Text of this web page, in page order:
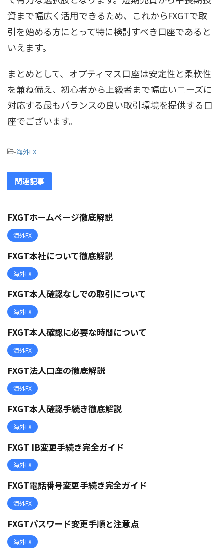
資まで幅広く活用できるため、これからFXGTで取
引を始める方にとって特に検討すべき口座であると
いえます。
まとめとして、オプティマス口座は安定性と柔軟性
を兼ね備え、初心者から上級者まで幅広いニーズに
対応する最もバランスの良い取引環境を提供する口
座でございます。
-海外FX
関連記事
FXGTホームページ徹底解説
海外FX
FXGT本社について徹底解説
海外FX
FXGT本人確認なしでの取引について
海外FX
FXGT本人確認に必要な時間について
海外FX
FXGT法人口座の徹底解説
海外FX
FXGT本人確認手続き徹底解説
海外FX
FXGT IB変更手続き完全ガイド
海外FX
FXGT電話番号変更手続き完全ガイド
海外FX
FXGTパスワード変更手順と注意点
海外FX